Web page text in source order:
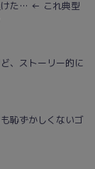
けた… ← これ典型
、ストーリー的に
恥ずかしくないゴ